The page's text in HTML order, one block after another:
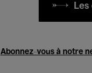
Abonnez-vous à notre